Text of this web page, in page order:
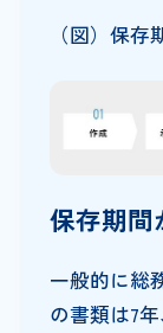
（図）保
保存期間
一般的に総
の書類は7